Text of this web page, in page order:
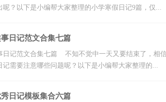
呢？以下是小编帮大家整理的小学寒假日记9篇，仅...
日记范文合集七篇
日记范文合集七篇 不知不觉中一天又要结束了，相
记需要注意哪些问题呢？以下是小编帮大家整理的...
日记模板集合六篇